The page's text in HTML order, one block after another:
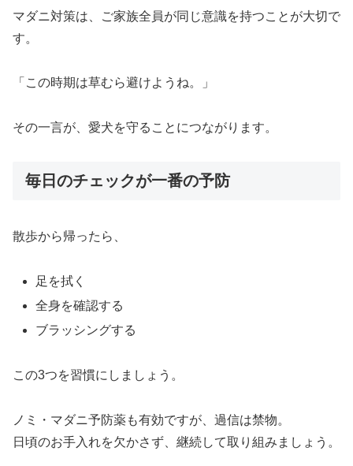
マダニ対策は、ご家族全員が同じ意識を持つことが大切で
す。
「この時期は草むら避けようね。」
その一言が、愛犬を守ることにつながります。
毎日のチェックが一番の予防
散歩から帰ったら、
足を拭く
全身を確認する
ブラッシングする
この3つを習慣にしましょう。
ノミ・マダニ予防薬も有効ですが、過信は禁物。
日頃のお手入れを欠かさず、継続して取り組みましょう。